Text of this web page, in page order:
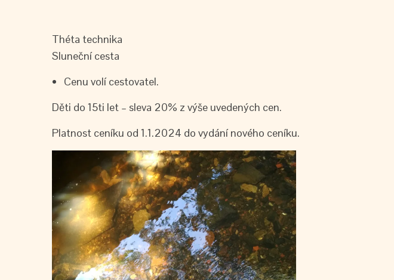
Théta technika
Sluneční cesta
Cenu volí cestovatel.
Děti do 15ti let – sleva 20% z výše uvedených cen.
Platnost ceníku od 1.1.2024 do vydání nového ceníku.